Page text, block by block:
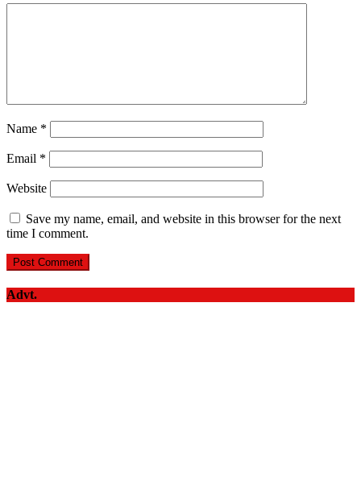
Name *
Email *
Website
Save my name, email, and website in this browser for the next
time I comment.
Advt.